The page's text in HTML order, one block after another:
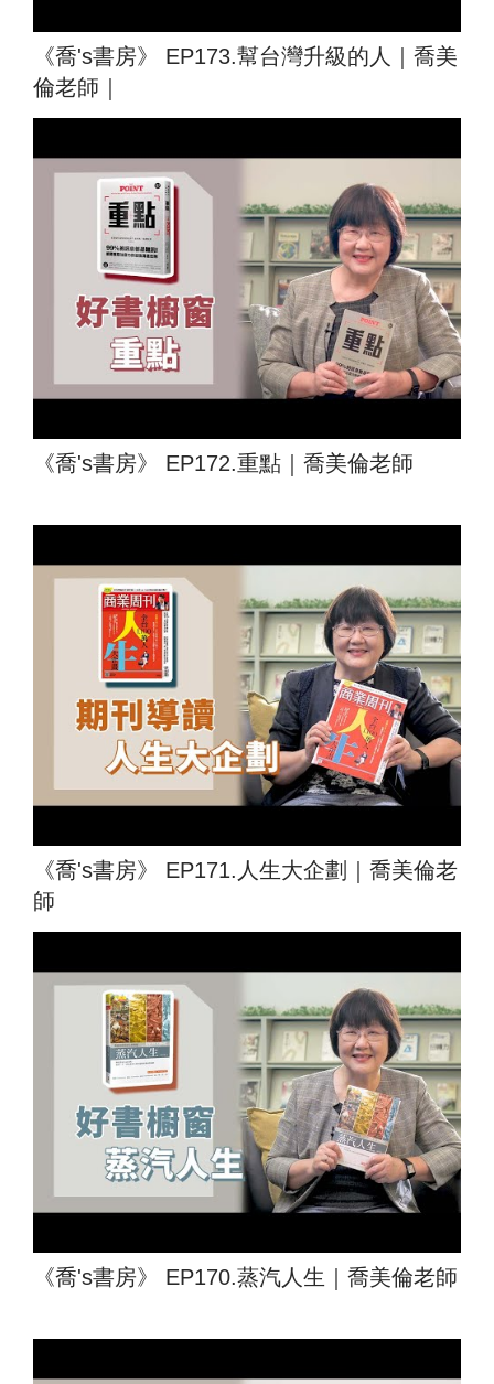
《喬's書房》 EP173.幫台灣升級的人｜喬美
倫老師｜
《喬's書房》 EP172.重點｜喬美倫老師
《喬's書房》 EP171.人生大企劃｜喬美倫老
師
《喬's書房》 EP170.蒸汽人生｜喬美倫老師